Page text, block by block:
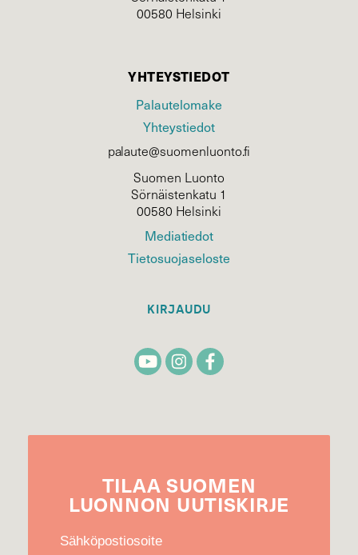
00580 Helsinki
YHTEYSTIEDOT
Palautelomake
Yhteystiedot
palaute@suomenluonto.fi
Suomen Luonto
Sörnäistenkatu 1
00580 Helsinki
Mediatiedot
Tietosuojaseloste
KIRJAUDU
TILAA SUOMEN
LUONNON UUTIS­KIRJE
Sähköpostiosoite